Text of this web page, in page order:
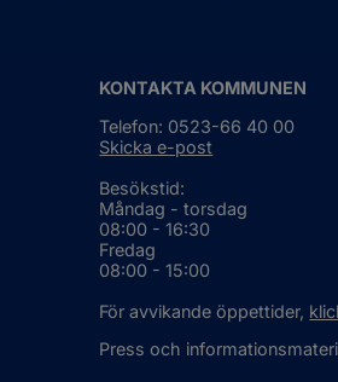
KONTAKTA KOMMUNEN
Telefon: 0523-66 40 00
Skicka e-post
Besökstid:
Måndag - torsdag
08:00 - 16:30
Fredag
08:00 - 15:00
För avvikande öppettider,
Press och